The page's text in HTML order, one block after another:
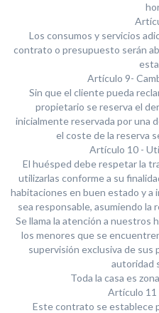
Los consumos y servicios
contrato o presupuesto serán
Artículo 9-
Sin que el cliente pueda
propietario se reserva el
inicialmente reservada por una
el coste de la reserva
Artículo 10 -
El huésped debe respetar la
utilizarlas conforme a su
habitaciones en buen estado y a
sea responsable, asumiendo la
Se llama la atención a nuestros
los menores que se
supervisión exclusiva de sus
autoridad
Toda la casa es zona
Artículo 11
Este contrato se establece